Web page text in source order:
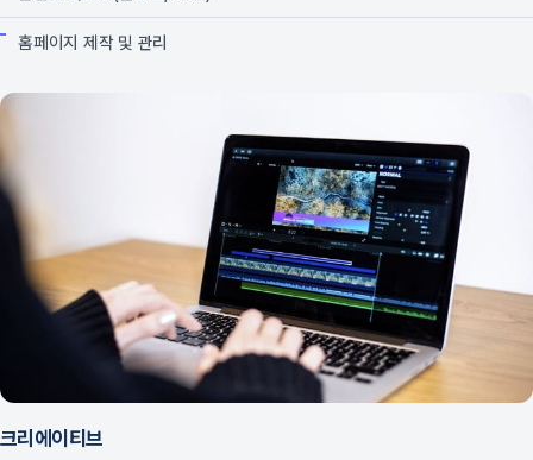
홈페이지 제작 및 관리
크리에이티브